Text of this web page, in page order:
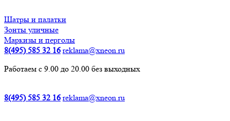
Шатры и палатки
Зонты уличные
Маркизы и перголы
8(495) 585 32 16 reklama@xneon.ru
Работаем с 9.00 до 20.00 без выходных
8(495) 585 32 16 reklama@xneon.ru